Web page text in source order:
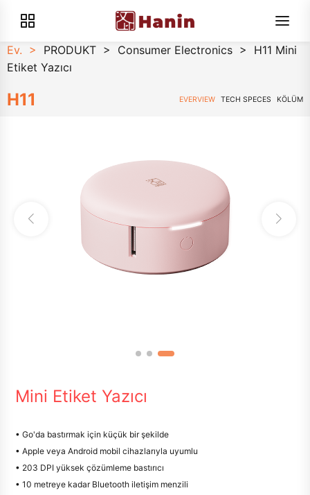
Ev. > PRODUKT > Consumer Electronics >
H11 Mini
Etiket Yazıcı
H11 EVERVIEW TECH SPECES KÖLÜM
Mini Etiket Yazıcı
• Go'da bastırmak için küçük bir şekilde
• Apple veya Android mobil cihazlarıyla uyumlu
• 203 DPI yüksek çözümleme bastırıcı
• 10 metreye kadar Bluetooth iletişim menzili